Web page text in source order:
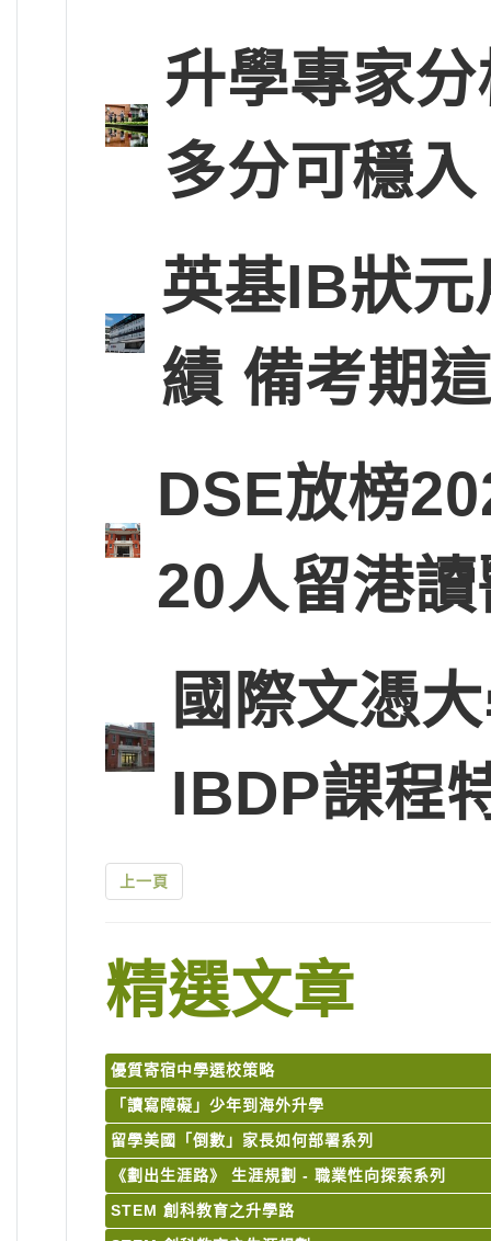
升學專家
多分可穩
英基IB狀
績 備考期
DSE放榜
20人留港
國際文憑
IBDP課程
上一頁
精選文章
優質寄宿中學選校策略
「讀寫障礙」少年到海外升學
留學美國「倒數」家長如何部署系列
《劃出生涯路》 生涯規劃 - 職業性向探索系列
STEM 創科教育之升學路